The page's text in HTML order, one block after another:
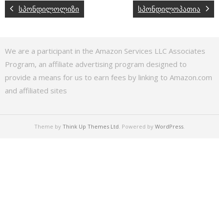
სპონდილოლიზი სპონდილოპათია
We are a participant in the Amazon Services LLC Associates
Program, an affiliate advertising program designed to
provide a means for us to earn fees by linking to Amazon.com
and affiliated sites
Theme by Think Up Themes Ltd . Powered by WordPress